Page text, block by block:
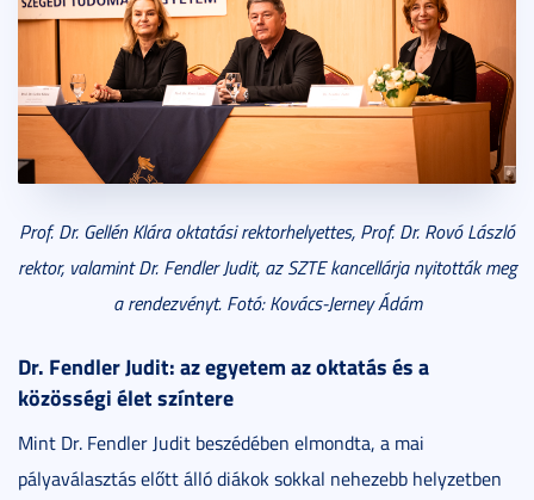
Prof. Dr. Gellén Klára oktatási rektorhelyettes, Prof. Dr. Rovó László
rektor, valamint Dr. Fendler Judit, az SZTE kancellárja nyitották meg
a rendezvényt. Fotó: Kovács-Jerney Ádám
Dr. Fendler Judit: az egyetem az oktatás és a
közösségi élet színtere
Mint Dr. Fendler Judit beszédében elmondta, a mai
pályaválasztás előtt álló diákok sokkal nehezebb helyzetben